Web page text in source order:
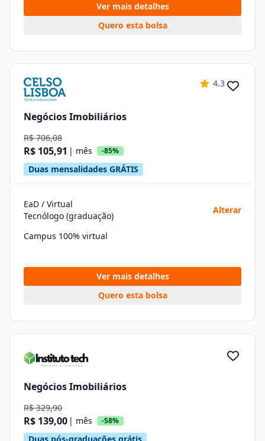
Ver mais detalhes
Quero esta bolsa
4.3
Negócios Imobiliários
R$ 706,08
R$ 105,91 | mês -85%
Duas mensalidades GRÁTIS
EaD / Virtual
Tecnólogo (graduação)
Alterar
Campus 100% virtual
Ver mais detalhes
Quero esta bolsa
Negócios Imobiliários
R$ 329,90
R$ 139,00 | mês -58%